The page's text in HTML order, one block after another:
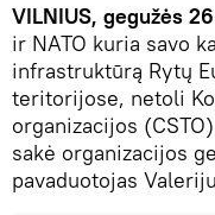
VILNIUS, gegužės
ir NATO kuria savo
infrastruktūrą Rytų
teritorijose, netoli
organizacijos
sakė organizacijos
pavaduotojas